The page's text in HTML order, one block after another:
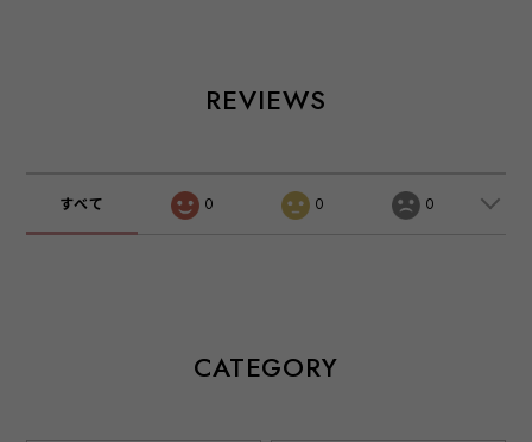
REVIEWS
すべて 0 0 0
CATEGORY